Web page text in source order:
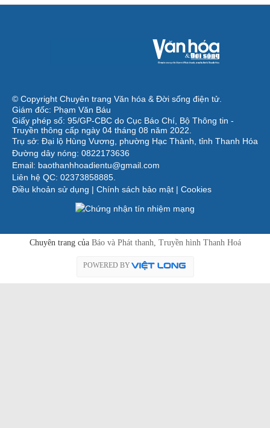
© Copyright Chuyên trang Văn hóa & Đời sống điện tử.
Giám đốc: Phạm Văn Báu
Giấy phép số: 95/GP-CBC do Cục Báo Chí, Bộ Thông tin -
Truyền thông cấp ngày 04 tháng 08 năm 2022.
Trụ sở: Đại lộ Hùng Vương, phường Hạc Thành, tỉnh Thanh Hóa
Đường dây nóng: 0822173636
Email: baothanhhoadientu@gmail.com
Liên hệ QC: 02373858885.
Điều khoản sử dụng | Chính sách bảo mật | Cookies
Chuyên trang của Báo và Phát thanh, Truyền hình Thanh Hoá
POWERED BY